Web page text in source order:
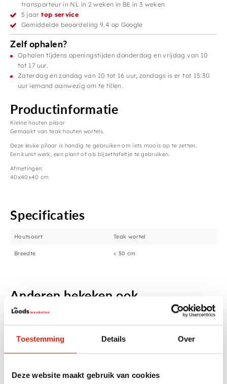
Toestemming Details Over
Deze website maakt gebruik van cookies
transporteur in NL in 2 weken in BE in 3 weken
5 jaartop service
Gemiddelde beoordeling 9.4 op Google
Zelf ophalen?
Ophalen tijdens openingstijden donderdag en vrijdag van 10
tot 17 uur.
Zaterdag en zondag van 10 tot 16 uur, zondags is er tot 15:30
uur iemand aanwezig om te tillen.
Productinformatie
Kleine houten pilaar
Gemaakt van teak houten wortels.
Deze leuke pilaar is handig te gebruiken om iets moois op te zetten.
Een kunst werk, een plant of als bijzettafeltje te gebruiken.
Afmetingen:
40x40x40 cm
Specificaties
Houtsoort Teak wortel
Breedte < 50 cm
Anderen bekeken ook